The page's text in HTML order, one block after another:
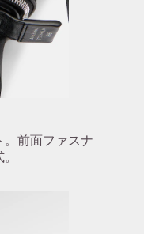
。前面ファスナ